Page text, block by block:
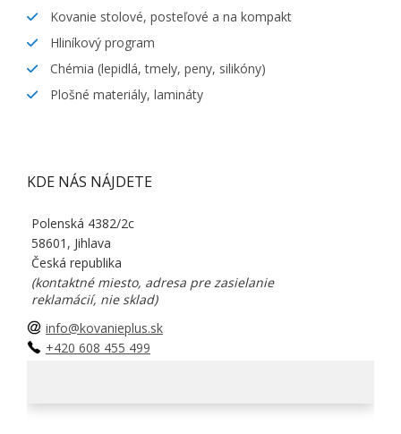
Kovanie stolové, posteľové a na kompakt
Hliníkový program
Chémia (lepidlá, tmely, peny, silikóny)
Plošné materiály, lamináty
KDE NÁS NÁJDETE
Polenská 4382/2c
58601, Jihlava
Česká republika
(kontaktné miesto, adresa pre zasielanie
reklamácií, nie sklad)
info@kovanieplus.sk
+420 608 455 499